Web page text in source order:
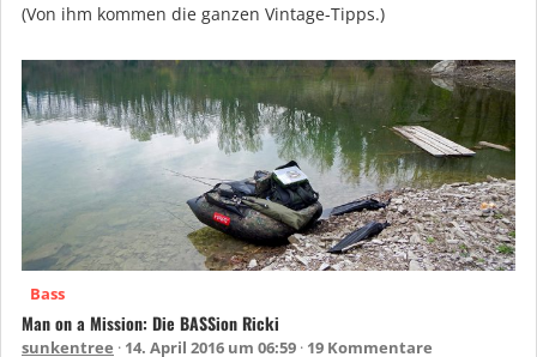
(Von ihm kommen die ganzen Vintage-Tipps.)
Bass
Man on a Mission: Die BASSion Ricki
sunkentree 14. April 2016 um 06:59 19 Kommentare